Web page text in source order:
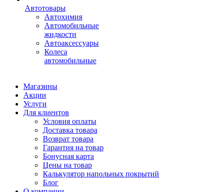
Автотовары
Автохимия
Автомобильные
жидкости
Автоаксессуары
Колеса
автомобильные
Магазины
Акции
Услуги
Для клиентов
Условия оплаты
Доставка товара
Возврат товара
Гарантия на товар
Бонусная карта
Цены на товар
Калькулятор напольных покрытий
Блог